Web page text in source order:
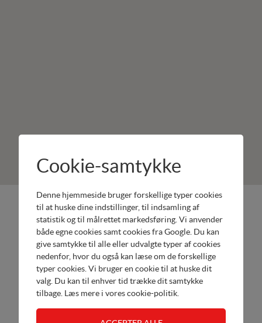
3 AKTIVE
Odense
Rolundvej
15A
Odense S
Tel. 2429
8130
Produkter:
Honda
Håndværk
Værksted
Cookie-samtykke
Denne hjemmeside bruger forskellige typer cookies
til at huske dine indstillinger, til indsamling af
statistik og til målrettet markedsføring. Vi anvender
både egne cookies samt cookies fra Google. Du kan
give samtykke til alle eller udvalgte typer af cookies
nedenfor, hvor du også kan læse om de forskellige
typer cookies. Vi bruger en cookie til at huske dit
valg. Du kan til enhver tid trække dit samtykke
tilbage. Læs mere i vores cookie-politik